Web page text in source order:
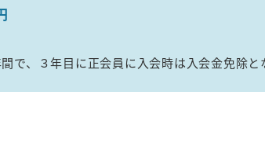
で、３年目に正会員に入会時は入会金免除と